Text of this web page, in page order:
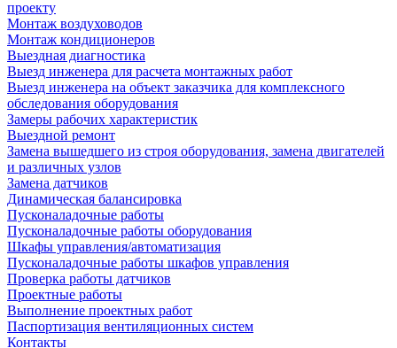
проекту
Монтаж воздуховодов
Монтаж кондиционеров
Выездная диагностика
Выезд инженера для расчета монтажных работ
Выезд инженера на объект заказчика для комплексного
обследования оборудования
Замеры рабочих характеристик
Выездной ремонт
Замена вышедшего из строя оборудования, замена двигателей
и различных узлов
Замена датчиков
Динамическая балансировка
Пусконаладочные работы
Пусконаладочные работы оборудования
Шкафы управления/автоматизация
Пусконаладочные работы шкафов управления
Проверка работы датчиков
Проектные работы
Выполнение проектных работ
Паспортизация вентиляционных систем
Контакты